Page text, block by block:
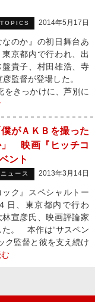
TOPICS 2014年5月17日
のか』の初日舞台あ
京都内で行われ、出
貴子、村田雄浩、寺
彦監督が登場した。
をきっかけに、芦別に
がＡＫＢを撮った
」 映画『ヒッチコ
ント
ニュース 2013年3月14日
ク』スペシャルトー
日、東京都内で行わ
宣彦氏、映画評論家
た。 本作は“サスペン
ク監督と彼を支え続け